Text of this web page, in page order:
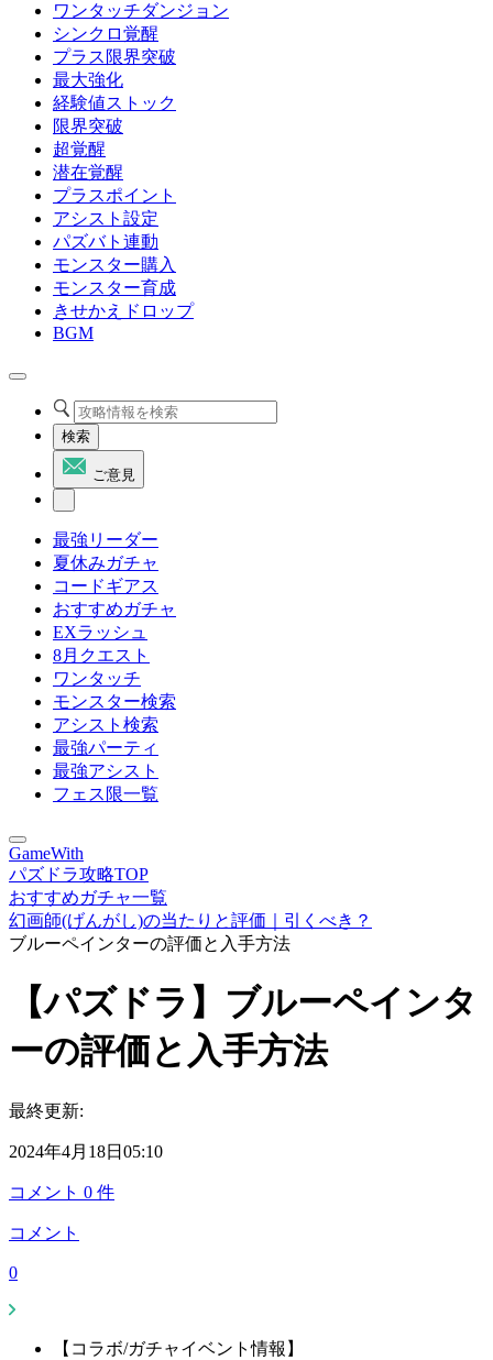
ワンタッチダンジョン
シンクロ覚醒
プラス限界突破
最大強化
経験値ストック
限界突破
超覚醒
潜在覚醒
プラスポイント
アシスト設定
パズバト連動
モンスター購入
モンスター育成
きせかえドロップ
BGM
検索
ご意見
最強リーダー
夏休みガチャ
コードギアス
おすすめガチャ
EXラッシュ
8月クエスト
ワンタッチ
モンスター検索
アシスト検索
最強パーティ
最強アシスト
フェス限一覧
GameWith
パズドラ攻略TOP
おすすめガチャ一覧
幻画師(げんがし)の当たりと評価｜引くべき？
ブルーペインターの評価と入手方法
【パズドラ】ブルーペインタ
ーの評価と入手方法
最終更新:
2024年4月18日05:10
コメント 0 件
コメント
0
【コラボ/ガチャイベント情報】